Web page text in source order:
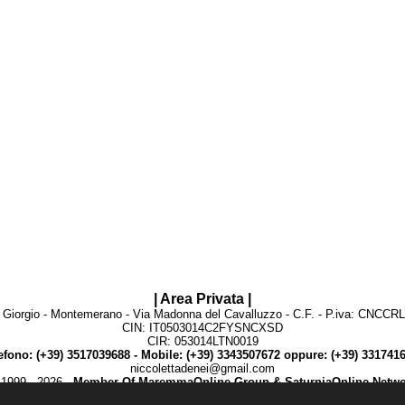
| Area Privata |
- Montemerano - Via Madonna del Cavalluzzo - C.F. - P.iva:
CIN: IT0503014C2FYSNCXSD
CIR: 053014LTN0019
(+39) 3517039688 - Mobile: (+39) 3343507672 oppure: (+39)
niccolettadenei@gmail.com
- 2026 -Member Of MaremmaOnline Group & SaturniaOnline